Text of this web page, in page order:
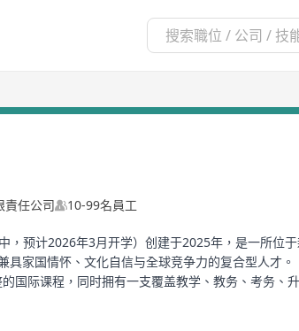
責任公司 10-99名員工
预计2026年3月开学）创建于2025年，是一所位
具家国情怀、文化自信与全球竞争力的复合型人才。
国际课程，同时拥有一支覆盖教学、教务、考务、
可容纳近800名学生，半小时交通可到达深圳湾口岸